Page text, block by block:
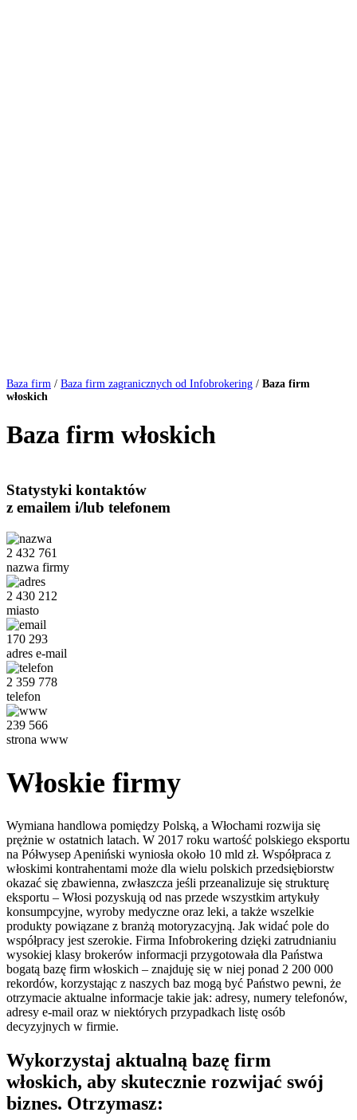
Baza firm / Baza firm zagranicznych od Infobrokering / Baza firm
włoskich
Baza firm włoskich
Statystyki kontaktów
z emailem i/lub telefonem
2 432 761
nazwa firmy
2 430 212
miasto
170 293
adres e-mail
2 359 778
telefon
239 566
strona www
Włoskie firmy
Wymiana handlowa pomiędzy Polską, a Włochami rozwija się
prężnie w ostatnich latach. W 2017 roku wartość polskiego eksportu
na Półwysep Apeniński wyniosła około 10 mld zł. Współpraca z
włoskimi kontrahentami może dla wielu polskich przedsiębiorstw
okazać się zbawienna, zwłaszcza jeśli przeanalizuje się strukturę
eksportu – Włosi pozyskują od nas przede wszystkim artykuły
konsumpcyjne, wyroby medyczne oraz leki, a także wszelkie
produkty powiązane z branżą motoryzacyjną. Jak widać pole do
współpracy jest szerokie. Firma Infobrokering dzięki zatrudnianiu
wysokiej klasy brokerów informacji przygotowała dla Państwa
bogatą bazę firm włoskich – znajduję się w niej ponad 2 200 000
rekordów, korzystając z naszych baz mogą być Państwo pewni, że
otrzymacie aktualne informacje takie jak: adresy, numery telefonów,
adresy e-mail oraz w niektórych przypadkach listę osób
decyzyjnych w firmie.
Wykorzystaj aktualną bazę firm
włoskich, aby skutecznie rozwijać swój
biznes. Otrzymasz: